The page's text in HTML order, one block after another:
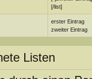
[/list]
erster Eintrag
zweiter Eintrag
Listen